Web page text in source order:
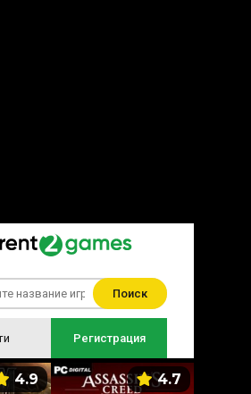
Поиск
Регистрация
4.9 4.7